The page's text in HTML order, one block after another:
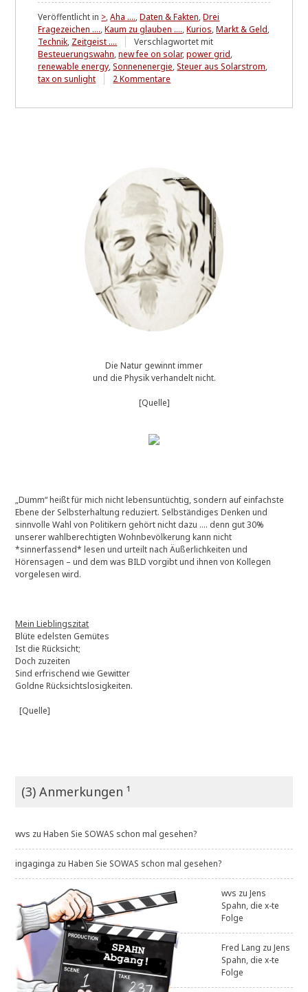
Veröffentlicht in >,Aha ....,Daten & Fakten,Drei
Fragezeichen ....,Kaum zu glauben ....,Kurios,Markt & Geld,
Technik, Zeitgeist ....
Verschlagwortet mit
Besteuerungswahn,new fee on solar,power grid,
renewable energy,Sonnenenergie,Steuer aus Solarstrom,
tax on sunlight
2 Kommentare
Die Natur gewinnt immer
und die Physik verhandelt nicht.
[Quelle]
„Dumm“ heißt für mich nicht lebensuntüchtig, sondern auf einfachste
Ebene der Selbsterhaltung reduziert. Selbständiges Denken und
sinnvolle Wahl von Politikern gehört nicht dazu …. denn gut 30%
unserer wahlberechtigten Wohnbevölkerung kann nicht
*sinnerfassend* lesen und urteilt nach Äußerlichkeiten und
Hörensagen – und dem was BILD vorgibt und ihnen von Kollegen
vorgelesen wird.
Mein Lieblingszitat
Blüte edelsten Gemütes
Ist die Rücksicht;
Doch zuzeiten
Sind erfrischend wie Gewitter
Goldne Rücksichtslosigkeiten.
[Quelle]
(3) Anmerkungen ¹
wvs zuHaben Sie SOWAS schon mal gesehen?
ingaginga zuHaben Sie SOWAS schon mal gesehen?
wvs zuJens
Spahn, die x-te
Folge
Fred Lang zuJens
Spahn, die x-te
Folge